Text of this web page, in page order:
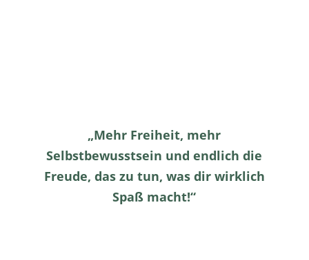
„Mehr Freiheit, mehr
Selbstbewusstsein und endlich die
Freude, das zu tun, was dir wirklich
Spaß macht!“